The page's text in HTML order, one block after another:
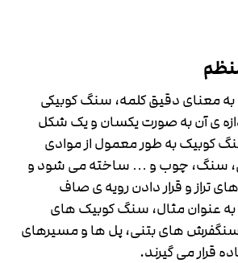
معنای دقیق کلمه، سنگ کوبیکی
ی آن به صورت یکسان و یک شکل
کوبیک به طور معمول از موادی
سنگ، چوب و … ساخته می شود و
تراز و قرار دادن رویه ی صاف
عنوان مثال، سنگ کوبیک های
های بتنی، پل ها و مسیرهای
قرار می گیرند.